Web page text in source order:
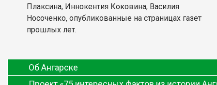
Плаксина, Иннокентия Коковина, Василия
Носоченко, опубликованные на страницах газет
прошлых лет.
Об Ангарске